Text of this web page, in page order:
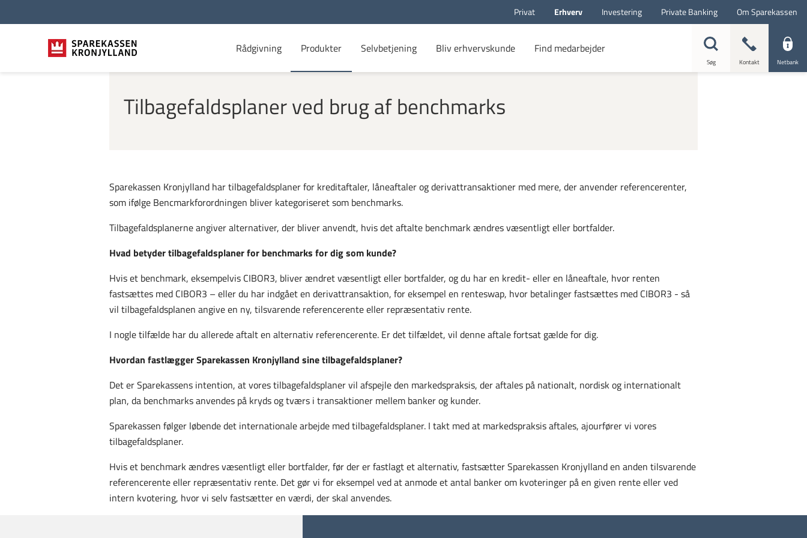
Privat Erhverv Investering Private Banking Om Sparekassen
Rådgivning Produkter Selvbetjening Bliv erhvervskunde Find medarbejder
Søg Kontakt Netbank
Tilbagefaldsplaner ved brug af benchmarks
Sparekassen Kronjylland har tilbagefaldsplaner for kreditaftaler, låneaftaler og derivattransaktioner med mere, der anvender referencerenter,
som ifølge Bencmarkforordningen bliver kategoriseret som benchmarks.
Tilbagefaldsplanerne angiver alternativer, der bliver anvendt, hvis det aftalte benchmark ændres væsentligt eller bortfalder.
Hvad betyder tilbagefaldsplaner for benchmarks for dig som kunde?
Hvis et benchmark, eksempelvis CIBOR3, bliver ændret væsentligt eller bortfalder, og du har en kredit- eller en låneaftale, hvor renten
fastsættes med CIBOR3 – eller du har indgået en derivattransaktion, for eksempel en renteswap, hvor betalinger fastsættes med CIBOR3 - så
vil tilbagefaldsplanen angive en ny, tilsvarende referencerente eller repræsentativ rente.
I nogle tilfælde har du allerede aftalt en alternativ referencerente. Er det tilfældet, vil denne aftale fortsat gælde for dig.
Hvordan fastlægger Sparekassen Kronjylland sine tilbagefaldsplaner?
Det er Sparekassens intention, at vores tilbagefaldsplaner vil afspejle den markedspraksis, der aftales på nationalt, nordisk og internationalt
plan, da benchmarks anvendes på kryds og tværs i transaktioner mellem banker og kunder.
Sparekassen følger løbende det internationale arbejde med tilbagefaldsplaner. I takt med at markedspraksis aftales, ajourfører vi vores
tilbagefaldsplaner.
Hvis et benchmark ændres væsentligt eller bortfalder, før der er fastlagt et alternativ, fastsætter Sparekassen Kronjylland en anden tilsvarende
referencerente eller repræsentativ rente. Det gør vi for eksempel ved at anmode et antal banker om kvoteringer på en given rente eller ved
intern kvotering, hvor vi selv fastsætter en værdi, der skal anvendes.